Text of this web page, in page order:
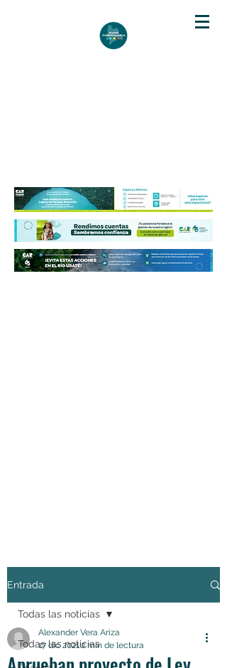
Entrada
Todas las noticias
Todas las noticias
Alexander Vera Ariza
17 dic 20212 min de lectura